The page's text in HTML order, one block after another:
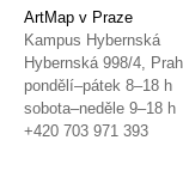
ArtMap v Praze
Kampus Hybernská
Hybernská 998/4,
pondělí–pátek 8–18 h
sobota–neděle 9–18 h
+420 703 971 393